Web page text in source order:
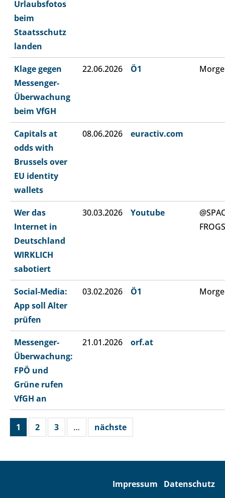
Urlaubsfotos
beim
Staatsschutz
landen
Klage gegen
Messenger-
Überwachung
beim VfGH
22.06.2026 Ö1
Capitals at
odds with
Brussels over
EU identity
wallets
08.06.2026 euractiv.com
Wer das
Internet in
Deutschland
WIRKLICH
sabotiert
30.03.2026 Youtube
FROGS
Social-Media:
App soll Alter
prüfen
03.02.2026 Ö1
Messenger-
Überwachung:
FPÖ und
Grüne rufen
VfGH an
21.01.2026 orf.at
1 2 3 … nächste
Impressum Datenschutz